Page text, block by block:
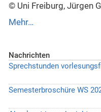
© Uni Freiburg, Jürgen
Mehr…
Nachrichten
Sprechstunden
Semesterbroschüre WS